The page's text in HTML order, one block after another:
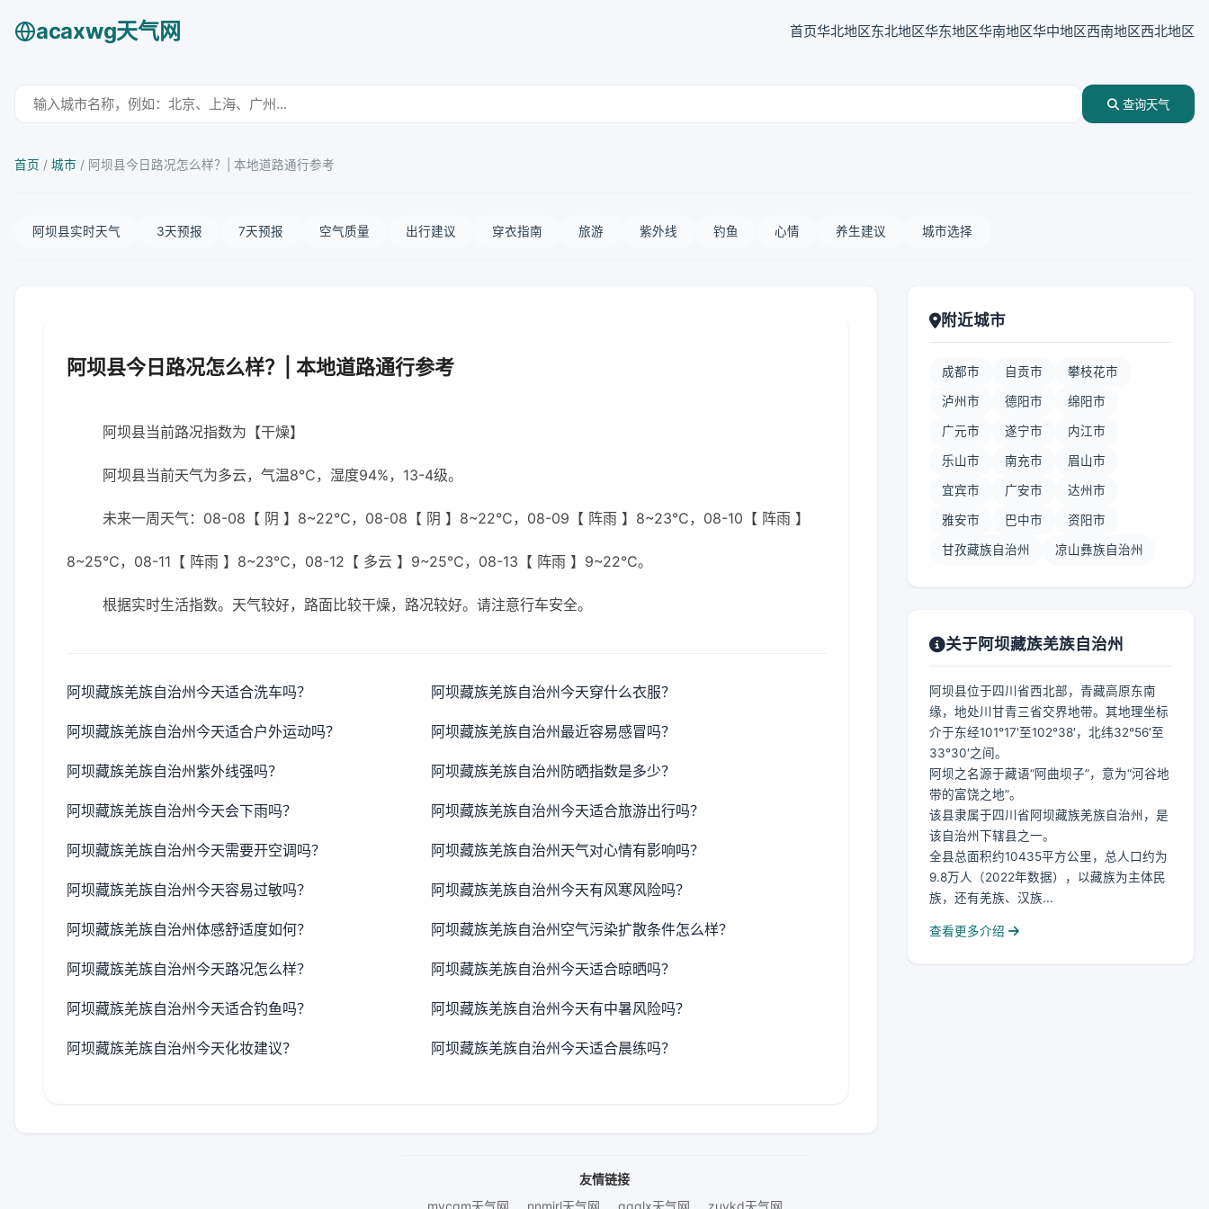
acaxwg天气网 首页华北地区东北地区华东地区华南地区华中地区西南地区西北地区
查询天气
首页 / 城市 / 阿坝县今日路况怎么样？| 本地道路通行参考
阿坝县实时天气 3天预报 7天预报 空气质量 出行建议 穿衣指南 旅游 紫外线 钓鱼 心情 养生建议 城市选择
阿坝县今日路况怎么样？| 本地道路通行参考
阿坝县当前路况指数为【干燥】
阿坝县当前天气为多云，气温8℃，湿度94%，13-4级。
未来一周天气：08-08【 阴 】8~22℃，08-08【 阴 】8~22℃，08-09【 阵雨 】8~23℃，08-10【 阵雨 】
8~25℃，08-11【 阵雨 】8~23℃，08-12【 多云 】9~25℃，08-13【 阵雨 】9~22℃。
根据实时生活指数。天气较好，路面比较干燥，路况较好。请注意行车安全。
阿坝藏族羌族自治州今天适合洗车吗？ 阿坝藏族羌族自治州今天穿什么衣服？
阿坝藏族羌族自治州今天适合户外运动吗？ 阿坝藏族羌族自治州最近容易感冒吗？
阿坝藏族羌族自治州紫外线强吗？ 阿坝藏族羌族自治州防晒指数是多少？
阿坝藏族羌族自治州今天会下雨吗？ 阿坝藏族羌族自治州今天适合旅游出行吗？
阿坝藏族羌族自治州今天需要开空调吗？ 阿坝藏族羌族自治州天气对心情有影响吗？
阿坝藏族羌族自治州今天容易过敏吗？ 阿坝藏族羌族自治州今天有风寒风险吗？
阿坝藏族羌族自治州体感舒适度如何？ 阿坝藏族羌族自治州空气污染扩散条件怎么样？
阿坝藏族羌族自治州今天路况怎么样？ 阿坝藏族羌族自治州今天适合晾晒吗？
阿坝藏族羌族自治州今天适合钓鱼吗？ 阿坝藏族羌族自治州今天有中暑风险吗？
阿坝藏族羌族自治州今天化妆建议？ 阿坝藏族羌族自治州今天适合晨练吗？
附近城市
成都市 自贡市 攀枝花市
泸州市 德阳市 绵阳市
广元市 遂宁市 内江市
乐山市 南充市 眉山市
宜宾市 广安市 达州市
雅安市 巴中市 资阳市
甘孜藏族自治州 凉山彝族自治州
关于阿坝藏族羌族自治州
阿坝县位于四川省西北部，青藏高原东南
缘，地处川甘青三省交界地带。其地理坐标
介于东经101°17′至102°38′，北纬32°56′至
33°30′之间。
阿坝之名源于藏语“阿曲坝子”，意为“河谷地
带的富饶之地”。
该县隶属于四川省阿坝藏族羌族自治州，是
该自治州下辖县之一。
全县总面积约10435平方公里，总人口约为
9.8万人（2022年数据），以藏族为主体民
族，还有羌族、汉族...
查看更多介绍
友情链接
mycqm天气网
nnmjrl天气网 gqqlx天气网 zuykd天气网